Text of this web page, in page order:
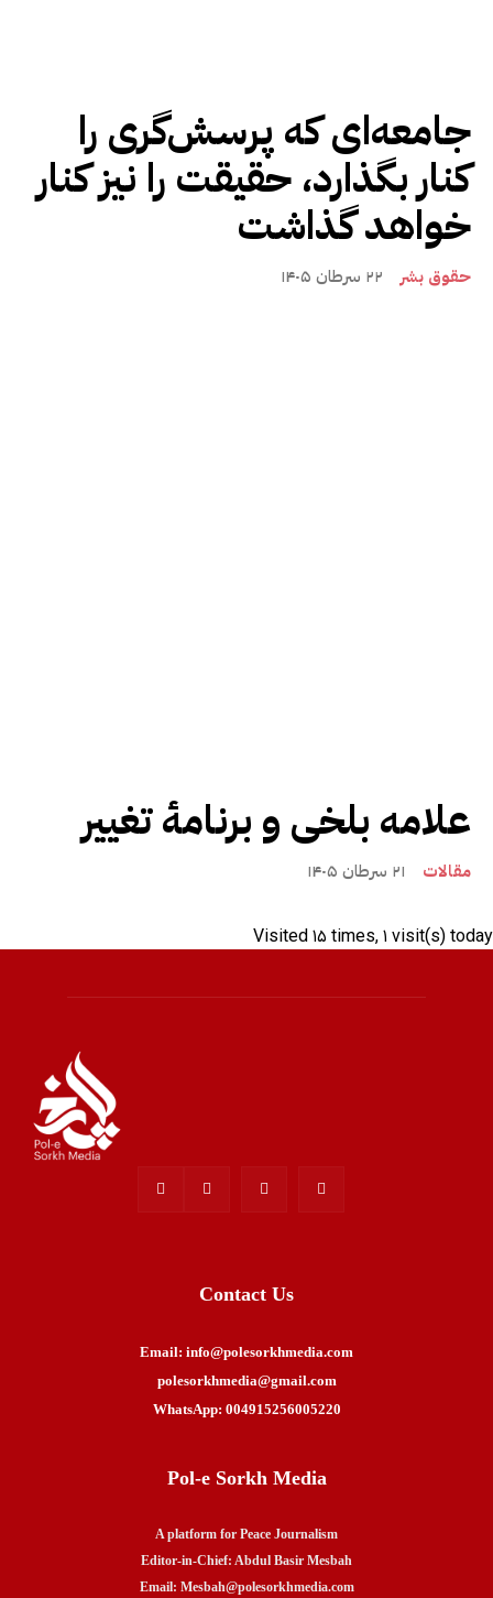
جامعه‌ای که پرسش‌گری را
کنار بگذارد، حقیقت را نیز کنار
خواهد گذاشت
حقوق بشر ۲۲ سرطان ۱۴۰۵
علامه بلخی و برنامۀ تغییر
مقالات ۲۱ سرطان ۱۴۰۵
Visited ۱۵ times, ۱ visit(s) today
Contact Us
Email: info@polesorkhmedia.com
polesorkhmedia@gmail.com
WhatsApp: 004915256005220
Pol-e Sorkh Media
A platform for Peace Journalism
Editor-in-Chief: Abdul Basir Mesbah
Email: Mesbah@polesorkhmedia.com